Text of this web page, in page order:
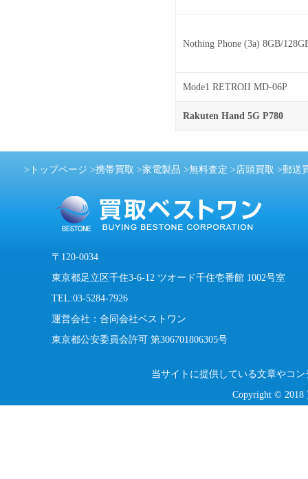
Nothing Phone (3a) 8GB/
Mode1 RETROII MD-06P
Rakuten Hand 5G P780
> トップページ >携帯買取 >家電製品 >無料査定 >店頭買取 >郵送
〒120-0034
東京都足立区千住3-6-12 ツオード千住壱番館 1002号室
TEL:03-5284-7926
運営会社：合同会社ベストワン
東京都公安委員会許可 第306701806305号
当サイトに提供している文章やコ
Copyright © 2018